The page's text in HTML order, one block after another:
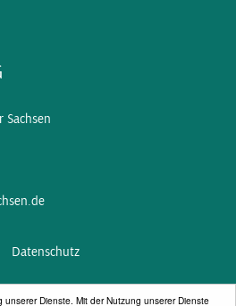
Dienste. Mit der Nutzung unserer Dienste
Sachsen
Datenschutz